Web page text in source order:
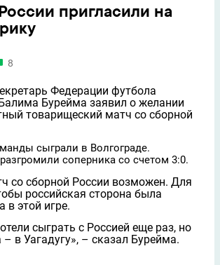
пригласили на
8
Федерации футбола
Бурейма заявил о желании
товарищеский матч со сборной
сыграли в Волгограде.
соперника со счетом 3:0.
со сборной России возможен. Для
российская сторона была
в этой игре.
сыграть с Россией еще раз, но
в Уагадугу», – сказал Бурейма.